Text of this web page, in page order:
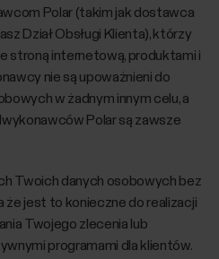
Polar (takim jak dostawca
Dział Obsługi Klienta), którzy
stroną internetową, produktami i
nie są upoważnieni do
w żadnym innym celu, a
Polar są zawsze
Twoich danych osobowych bez
że jest to konieczne do realizacji
Twojego zlecenia lub
programami dla klientów.